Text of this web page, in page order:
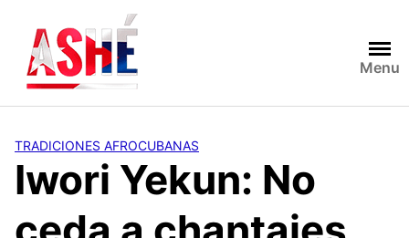
contenido
Menu
TRADICIONES AFROCUBANAS
Iwori Yekun: No